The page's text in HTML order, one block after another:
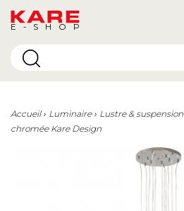
E-SHOP
Accueil Luminaire Lustre & suspension
chromée Kare Design